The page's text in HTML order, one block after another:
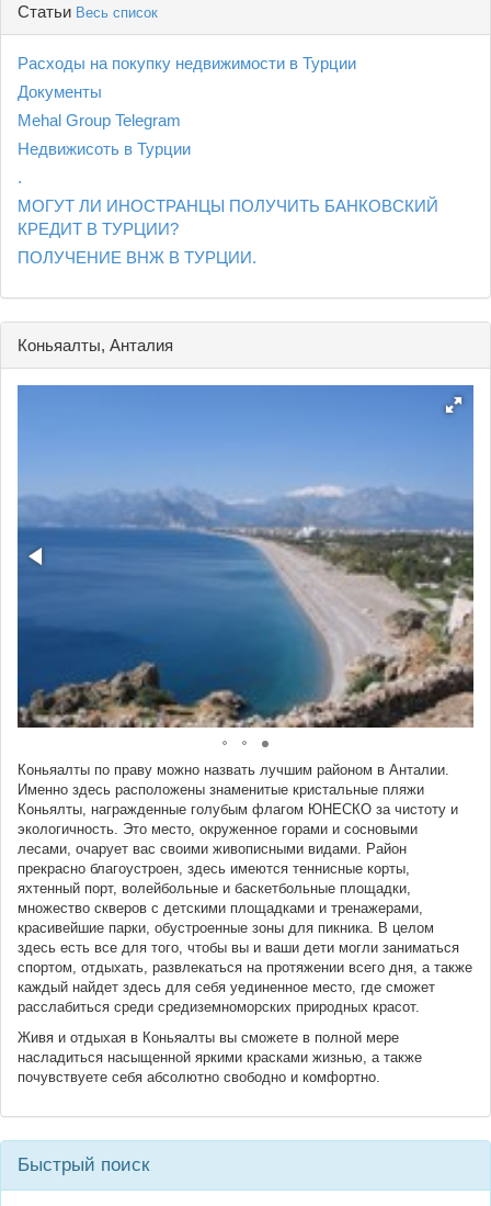
Статьи Весь список
Расходы на покупку недвижимости в Турции
Документы
Mehal Group Telegram
Недвижисоть в Турции
.
МОГУТ ЛИ ИНОСТРАНЦЫ ПОЛУЧИТЬ БАНКОВСКИЙ
КРЕДИТ В ТУРЦИИ?
ПОЛУЧЕНИЕ ВНЖ В ТУРЦИИ.
Коньяалты, Анталия
Коньяалты по праву можно назвать лучшим районом в Анталии.
Именно здесь расположены знаменитые кристальные пляжи
Коньялты, награжденные голубым флагом ЮНЕСКО за чистоту и
экологичность. Это место, окруженное горами и сосновыми
лесами, очарует вас своими живописными видами. Район
прекрасно благоустроен, здесь имеются теннисные корты,
яхтенный порт, волейбольные и баскетбольные площадки,
множество скверов с детскими площадками и тренажерами,
красивейшие парки, обустроенные зоны для пикника. В целом
здесь есть все для того, чтобы вы и ваши дети могли заниматься
спортом, отдыхать, развлекаться на протяжении всего дня, а также
каждый найдет здесь для себя уединенное место, где сможет
расслабиться среди средиземноморских природных красот.
Живя и отдыхая в Коньяалты вы сможете в полной мере
насладиться насыщенной яркими красками жизнью, а также
почувствуете себя абсолютно свободно и комфортно.
Быстрый поиск